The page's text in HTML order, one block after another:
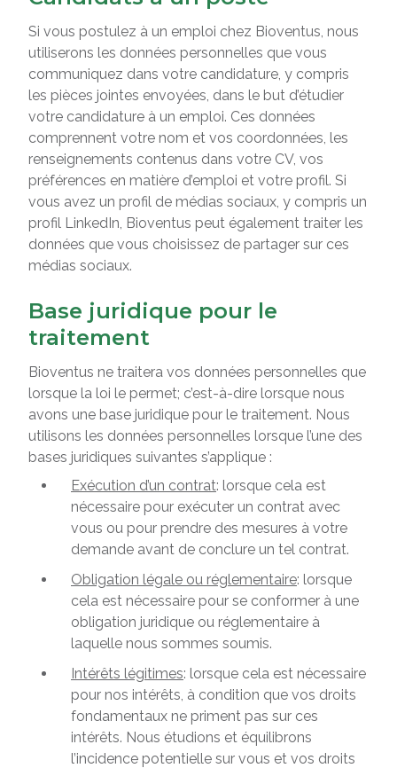
Si vous postulez à un emploi chez Bioventus, nous
utiliserons les données personnelles que vous
communiquez dans votre candidature, y compris
les pièces jointes envoyées, dans le but d’étudier
votre candidature à un emploi. Ces données
comprennent votre nom et vos coordonnées, les
renseignements contenus dans votre CV, vos
préférences en matière d’emploi et votre profil. Si
vous avez un profil de médias sociaux, y compris un
profil LinkedIn, Bioventus peut également traiter les
données que vous choisissez de partager sur ces
médias sociaux.
Base juridique pour le
traitement
Bioventus ne traitera vos données personnelles que
lorsque la loi le permet; c’est-à-dire lorsque nous
avons une base juridique pour le traitement. Nous
utilisons les données personnelles lorsque l’une des
bases juridiques suivantes s’applique :
Exécution d’un contrat: lorsque cela est
nécessaire pour exécuter un contrat avec
vous ou pour prendre des mesures à votre
demande avant de conclure un tel contrat.
Obligation légale ou réglementaire: lorsque
cela est nécessaire pour se conformer à une
obligation juridique ou réglementaire à
laquelle nous sommes soumis.
Intérêts légitimes: lorsque cela est nécessaire
pour nos intérêts, à condition que vos droits
fondamentaux ne priment pas sur ces
intérêts. Nous étudions et équilibrons
l’incidence potentielle sur vous et vos droits